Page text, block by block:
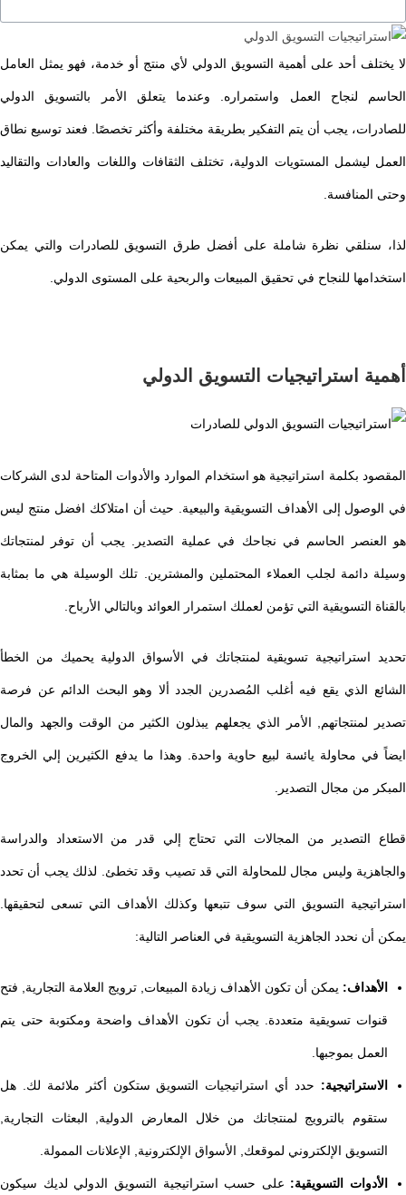
لا يختلف أحد على أهمية التسويق الدولي لأي منتج أو خدمة، فهو يمثل العامل
الحاسم لنجاح العمل واستمراره. وعندما يتعلق الأمر بالتسويق الدولي
للصادرات، يجب أن يتم التفكير بطريقة مختلفة وأكثر تخصصًا. فعند توسيع نطاق
العمل ليشمل المستويات الدولية، تختلف الثقافات واللغات والعادات والتقاليد
وحتى المنافسة.
لذا، سنلقي نظرة شاملة على أفضل طرق التسويق للصادرات والتي يمكن
استخدامها للنجاح في تحقيق المبيعات والربحية على المستوى الدولي.
أهمية استراتيجيات التسويق الدولي
المقصود بكلمة استراتيجية هو استخدام الموارد والأدوات المتاحة لدى الشركات
في الوصول إلى الأهداف التسويقية والبيعية. حيث أن امتلاكك افضل منتج ليس
هو العنصر الحاسم في نجاحك في عملية التصدير. يجب أن توفر لمنتجاتك
وسيلة دائمة لجلب العملاء المحتملين والمشترين. تلك الوسيلة هي ما بمثابة
بالقناة التسويقية التي تؤمن لعملك استمرار العوائد وبالتالي الأرباح.
تحديد استراتيجية تسويقية لمنتجاتك في الأسواق الدولية يحميك من الخطأ
الشائع الذي يقع فيه أغلب المُصدرين الجدد ألا وهو البحث الدائم عن فرصة
تصدير لمنتجاتهم, الأمر الذي يجعلهم يبذلون الكثير من الوقت والجهد والمال
ايضاً في محاولة يائسة لبيع حاوية واحدة. وهذا ما يدفع الكثيرين إلي الخروج
المبكر من مجال التصدير.
قطاع التصدير من المجالات التي تحتاج إلي قدر من الاستعداد والدراسة
والجاهزية وليس مجال للمحاولة التي قد تصيب وقد تخطئ. لذلك يجب أن تحدد
استراتيجية التسويق التي سوف تتبعها وكذلك الأهداف التي تسعى لتحقيقها.
يمكن أن نحدد الجاهزية التسويقية في العناصر التالية:
الأهداف: يمكن أن تكون الأهداف زيادة المبيعات, ترويج العلامة التجارية, فتح
قنوات تسويقية متعددة. يجب أن تكون الأهداف واضحة ومكتوبة حتى يتم
العمل بموجبها.
الاستراتيجية: حدد أي استراتيجيات التسويق ستكون أكثر ملائمة لك. هل
ستقوم بالترويج لمنتجاتك من خلال المعارض الدولية, البعثات التجارية,
التسويق الإلكتروني لموقعك, الأسواق الإلكترونية, الإعلانات الممولة.
الأدوات التسويقية: على حسب استراتيجية التسويق الدولي لديك سيكون